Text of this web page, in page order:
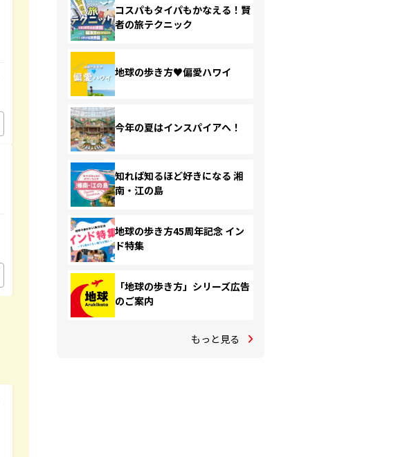
コスパもタイパもかなえる！賢
者の旅テクニック
地球の歩き方♥偏愛ハワイ
今年の夏はインスパイアへ！
知れば知るほど好きになる 湘
南・江の島
地球の歩き方45周年記念 イン
ド特集
「地球の歩き方」シリーズ広告
のご案内
もっと見る